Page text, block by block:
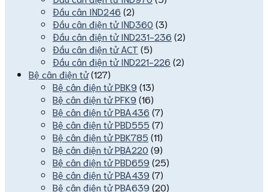
Đầu cân IND246 (2)
Đầu cân điện tử IND360 (3)
Đầu cân điện tử IND231-236 (2)
Đầu cân điện tử ACT (5)
Đầu cân điện tử IND221-226 (2)
Bệ cân điện tử(127)
Bệ cân điện tử PBK9 (13)
Bệ cân điện tử PFK9 (16)
Bệ cân điện tử PBA436 (7)
Bệ cân điện tử PBD555 (7)
Bệ cân điện tử PBK785 (11)
Bệ cân điện tử PBA220 (9)
Bệ cân điện tử PBD659 (25)
Bệ cân điện tử PBA439 (7)
Bệ cân điện tử PBA639 (20)